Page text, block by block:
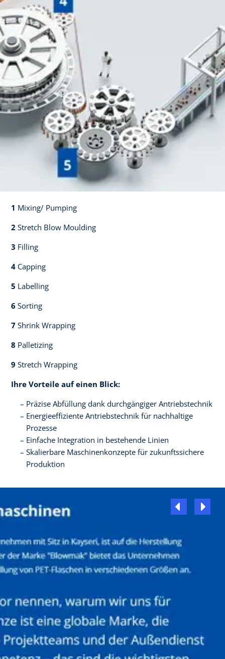
1 Mixing/ Pumping​​
2 Stretch Blow Moulding​​
3 Filling​​
4 Capping​
5 Labelling​
6 Sorting​​
7 Shrink Wrapping​​
8 Palletizing​​
9 Stretch Wrapping
Ihre Vorteile auf einen Blick:​
Präzise Abfüllung dank durchgängiger Antriebstechnik​
Energieeffiziente Antriebstechnik für nachhaltige
Prozesse​
Einfache Integration in bestehende Linien​
Skalierbare Maschinenkonzepte für zukunftssichere
Produktion